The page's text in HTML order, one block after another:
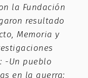
la Fundación
resultado
Memoria y
-Un pueblo
en la guerra: